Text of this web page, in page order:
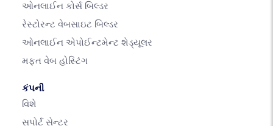
ઓનલાઈન કોર્સ બિલ્ડર
રેસ્ટોરન્ટ વેબસાઇટ બિલ્ડર
ઓનલાઈન એપોઈન્ટમેન્ટ શેડ્યૂલર
મફત વેબ હોસ્ટિંગ
કંપની
વિશે
સપોર્ટ સેન્ટર